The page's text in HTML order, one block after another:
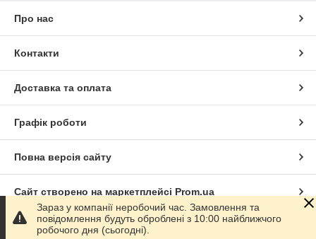
Про нас
Контакти
Доставка та оплата
Графік роботи
Повна версія сайту
Сайт створено на маркетплейсі Prom.ua
Політика конфіденційності
Зараз у компанії неробочий час. Замовлення та
повідомлення будуть оброблені з 10:00 найближчого
робочого дня (сьогодні).